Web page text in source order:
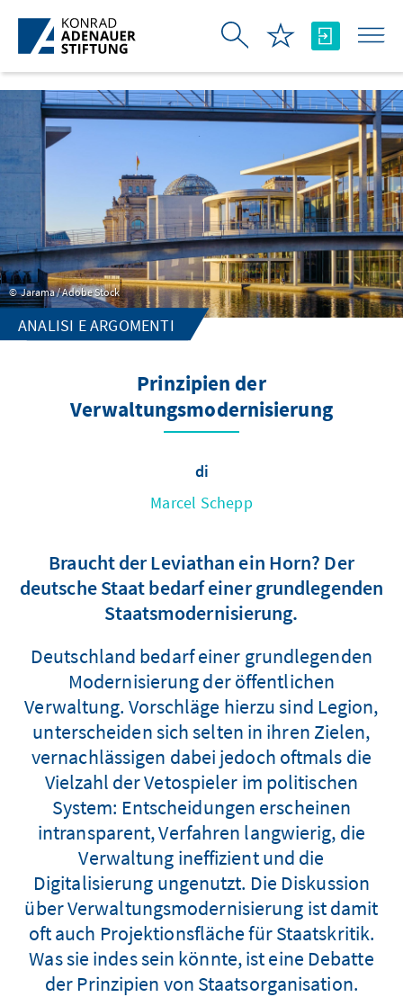
Skip to Main Content
Jarama / Adobe Stock
ANALISI E ARGOMENTI
Prinzipien der
Verwaltungsmodernisierung
di
Marcel Schepp
Braucht der Leviathan ein Horn? Der
deutsche Staat bedarf einer grundlegenden
Staatsmodernisierung.
Deutschland bedarf einer grundlegenden
Modernisierung der öffentlichen
Verwaltung. Vorschläge hierzu sind Legion,
unterscheiden sich selten in ihren Zielen,
vernachlässigen dabei jedoch oftmals die
Vielzahl der Vetospieler im politischen
System: Entscheidungen erscheinen
intransparent, Verfahren langwierig, die
Verwaltung ineffizient und die
Digitalisierung ungenutzt. Die Diskussion
über Verwaltungsmodernisierung ist damit
oft auch Projektionsfläche für Staatskritik.
Was sie indes sein könnte, ist eine Debatte
der Prinzipien von Staatsorganisation.